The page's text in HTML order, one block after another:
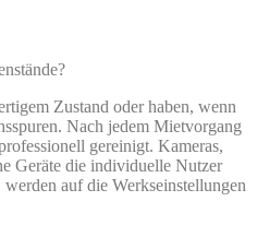
Zustand oder haben, wenn
Nach jedem Mietvorgang
gereinigt. Kameras,
Geräte die individuelle Nutzer
auf die Werkseinstellungen